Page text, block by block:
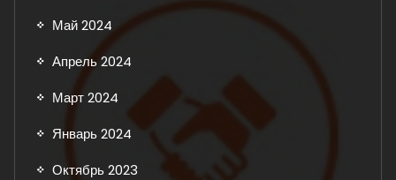
Май 2024
Апрель 2024
Март 2024
Январь 2024
Октябрь 2023